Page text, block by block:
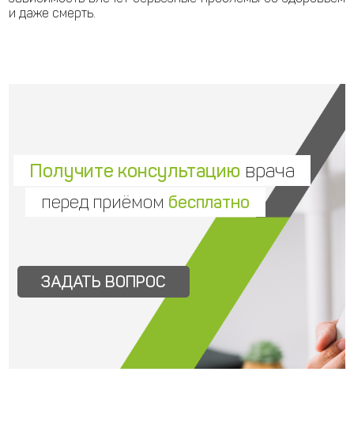
и даже смерть.
Получите консультацию врача
перед приёмом бесплатно
ЗАДАТЬ ВОПРОС